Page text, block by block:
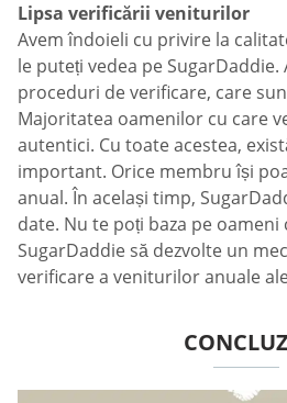
Lipsa verificării veniturilor
Avem îndoieli cu privire la
le puteți vedea pe
proceduri de verificare, care
Majoritatea oamenilor cu care
autentici. Cu toate acestea,
important. Orice membru își
anual. În același timp,
date. Nu te poți baza pe
SugarDaddie să dezvolte un
verificare a veniturilor anuale